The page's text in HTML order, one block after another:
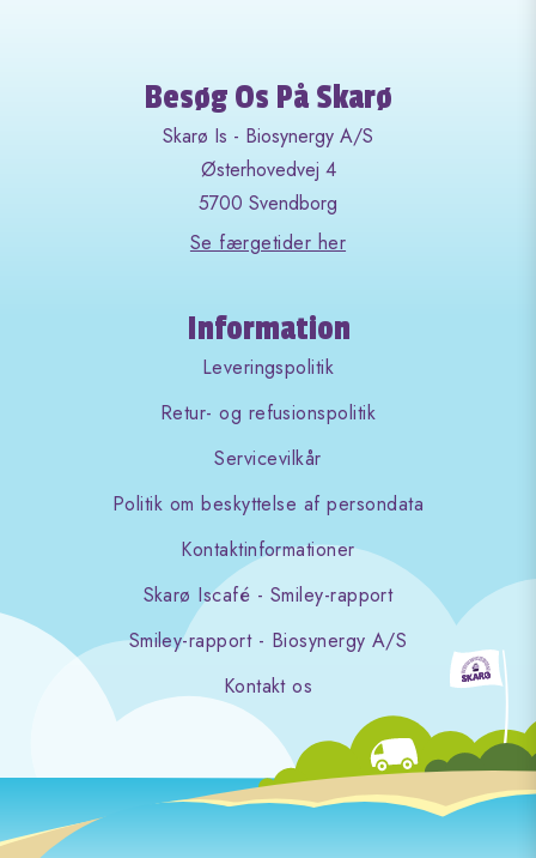
Besøg Os På Skarø
Skarø Is - Biosynergy A/S
Østerhovedvej 4
5700 Svendborg
Se færgetider her
Information
Leveringspolitik
Retur- og refusionspolitik
Servicevilkår
Politik om beskyttelse af persondata
Kontaktinformationer
Skarø Iscafé - Smiley-rapport
Smiley-rapport - Biosynergy A/S
Kontakt os